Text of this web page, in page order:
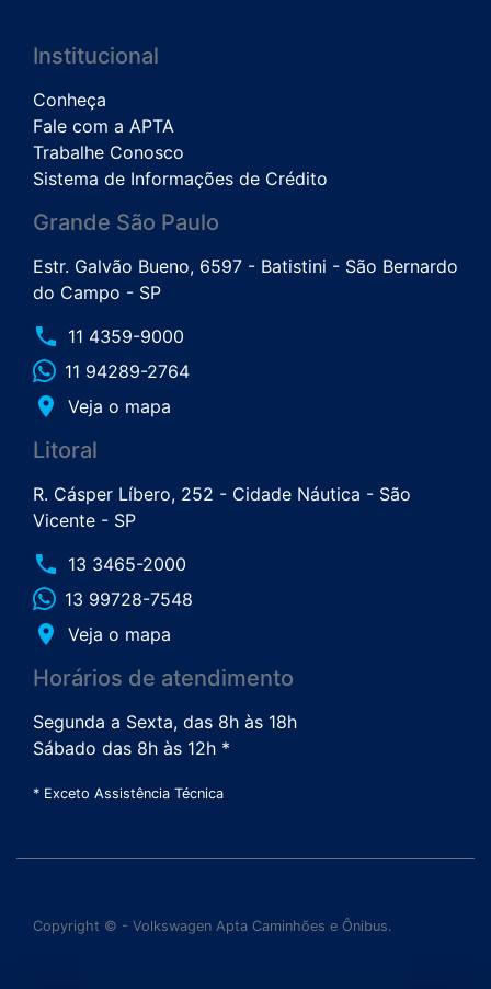
Institucional
Conheça
Fale com a APTA
Trabalhe Conosco
Sistema de Informações de Crédito
Grande São Paulo
Estr. Galvão Bueno, 6597 - Batistini - São Bernardo
do Campo - SP
phone 11 4359-9000
11 94289-2764
place Veja o mapa
Litoral
R. Cásper Líbero, 252 - Cidade Náutica - São
Vicente - SP
phone 13 3465-2000
13 99728-7548
place Veja o mapa
Horários de atendimento
Segunda a Sexta, das 8h às 18h
Sábado das 8h às 12h *
* Exceto Assistência Técnica
Copyright © - Volkswagen Apta Caminhões e Ônibus.